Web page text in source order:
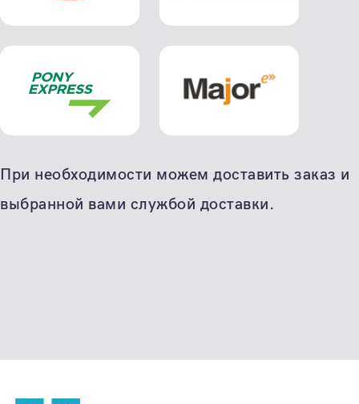
При необходимости можем доставить заказ и
выбранной вами службой доставки.